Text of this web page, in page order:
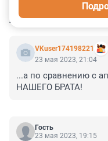
КОММЕНТАРИИ 4
VKuser174198221
23 мая 2023, 21:04
...а по сравнению с
НАШЕГО БРАТА!
Гость
23 мая 2023, 19:15